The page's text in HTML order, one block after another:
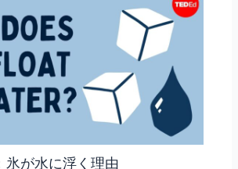
氷が水に浮く理由